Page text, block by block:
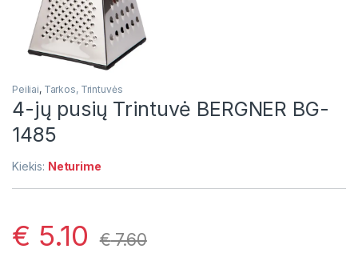
Peiliai, Tarkos, Trintuvės
4-jų pusių Trintuvė BERGNER BG-
1485
Kiekis: Neturime
€ 5.10 €7.60